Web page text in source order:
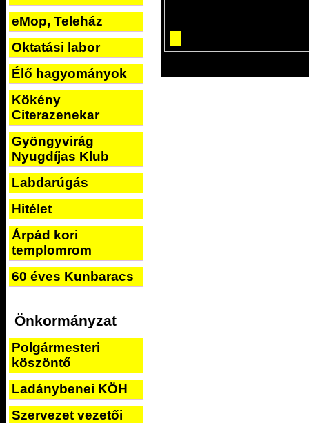
eMop, Teleház
Oktatási labor
Élő hagyományok
Kökény
Citerazenekar
Gyöngyvirág
Nyugdíjas Klub
Labdarúgás
Hitélet
Árpád kori
templomrom
60 éves Kunbaracs
Önkormányzat
Polgármesteri
köszöntő
Ladánybenei KÖH
Szervezet vezetői